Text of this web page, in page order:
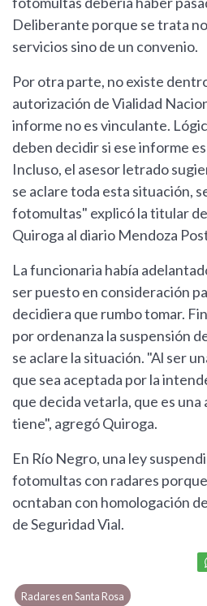
Deliberante porque se trata
servicios sino de un convenio.
Por otra parte, no existe
autorización de Vialidad
informe no es vinculante.
deben decidir si ese informe
Incluso, el asesor letrado
se aclare toda esta situación,
fotomultas" explicó la titular
Quiroga al diario Mendoza
La funcionaria había
ser puesto en consideración
decidiera que rumbo tomar.
por ordenanza la suspensión
se aclare la situación. "Al ser
que sea aceptada por la
que decida vetarla, que es
tiene", agregó Quiroga.
En Río Negro, una ley
fotomultas con radares
ocntaban con homologación
de Seguridad Vial.
Radares en Santa Rosa